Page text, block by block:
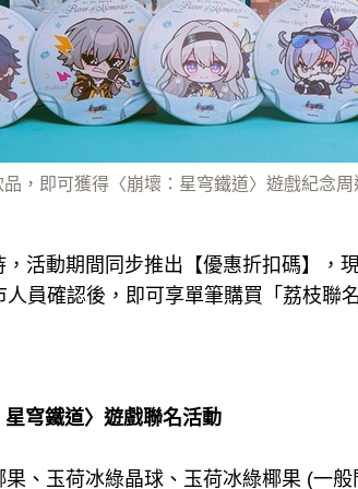
，即可獲得〈崩壞：星穹鐵道〉遊戲紀念周
活動期間同步推出【優惠折扣碼】，
員確認後，即可享單筆購買「荔枝聯
穹鐵道〉遊戲聯名活動
、玉荷冰綠晶球、玉荷冰綠椰果 (一般